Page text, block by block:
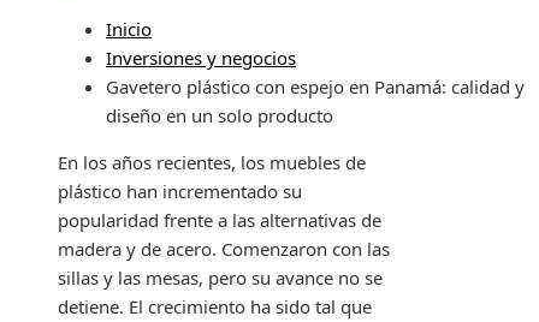
Inicio
Inversiones y negocios
Gavetero plástico con espejo en Panamá: calidad y
diseño en un solo producto
En los años recientes, los muebles de
plástico han incrementado su
popularidad frente a las alternativas de
madera y de acero. Comenzaron con las
sillas y las mesas, pero su avance no se
detiene. El crecimiento ha sido tal que